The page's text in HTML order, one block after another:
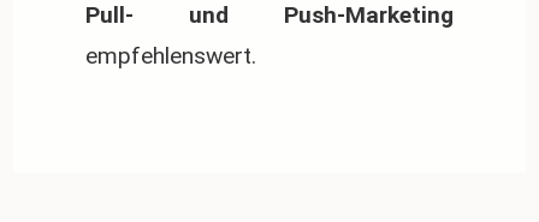
Pull- und Push-Marketing
empfehlenswert.